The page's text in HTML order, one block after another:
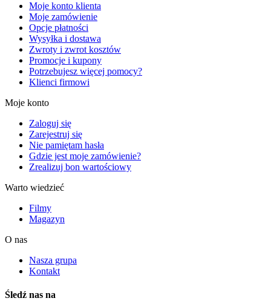
Moje konto klienta
Moje zamówienie
Opcje płatności
Wysyłka i dostawa
Zwroty i zwrot kosztów
Promocje i kupony
Potrzebujesz więcej pomocy?
Klienci firmowi
Moje konto
Zaloguj się
Zarejestruj się
Nie pamiętam hasła
Gdzie jest moje zamówienie?
Zrealizuj bon wartościowy
Warto wiedzieć
Filmy
Magazyn
O nas
Nasza grupa
Kontakt
Śledź nas na